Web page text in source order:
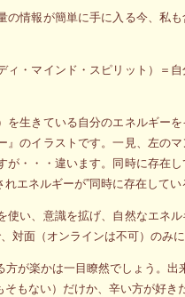
の情報が簡単に手に入る今、私
ィ・マインド・スピリット）＝
を生きている自分のエネルギー
』のイラストです。一見、左の
が・・・違います。同時に存在
エネルギーが”同時に存在して
使い、意識を拡げ、自然なエネ
対面（オンラインは不可）のみに
が楽かは一目瞭然でしょう。
もない）だけか、辛い方が好き